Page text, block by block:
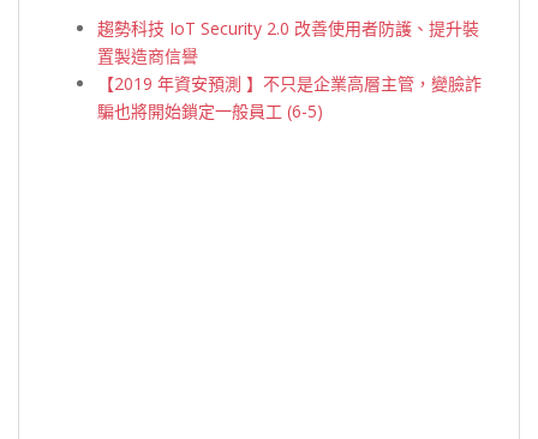
趨勢科技 IoT Security 2.0 改善使用者防護、提升裝
置製造商信譽
【2019 年資安預測 】不只是企業高層主管，變臉詐
騙也將開始鎖定一般員工 (6-5)